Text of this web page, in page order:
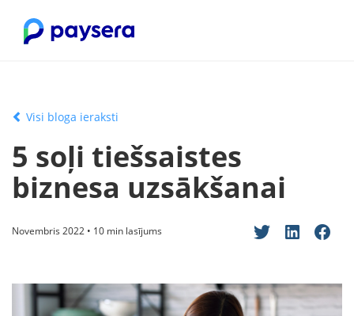
Visi bloga ieraksti
5 soļi tiešsaistes
biznesa uzsākšanai
Novembris 2022 • 10 min lasījums